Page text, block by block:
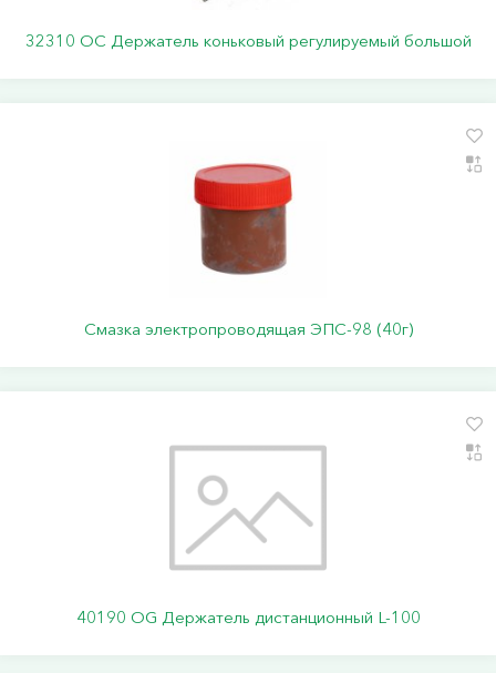
32310 ОС Держатель коньковый регулируемый большой
Смазка электропроводящая ЭПС-98 (40г)
40190 ОG Держатель дистанционный L-100